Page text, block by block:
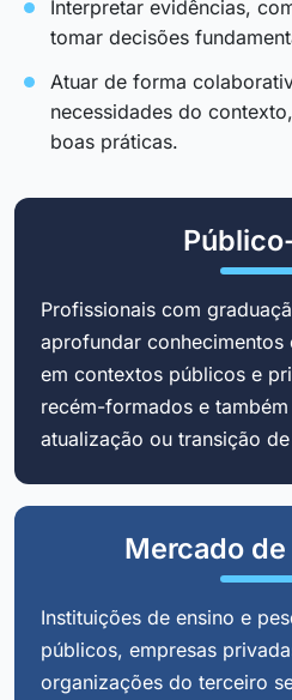
Interpretar evidências,
tomar decisões
Atuar de forma
necessidades do
boas práticas.
Profissionais com
aprofundar conhecimentos
em contextos públicos e
recém-formados e
atualização ou transição
Mercado
Instituições de ensino e
públicos, empresas
organizações do terceiro